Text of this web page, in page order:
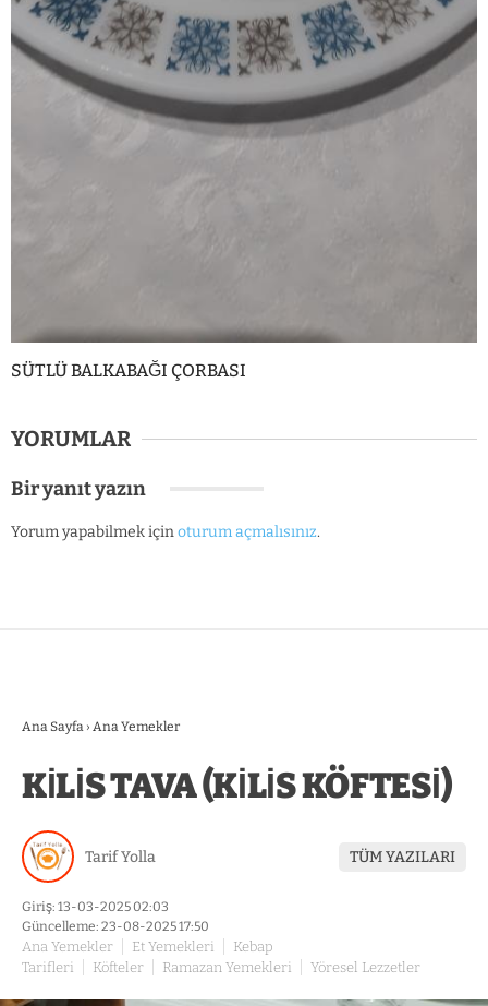
SÜTLÜ BALKABAĞI ÇORBASI
YORUMLAR
Bir yanıt yazın
Yorum yapabilmek içinoturum açmalısınız.
Ana Sayfa › Ana Yemekler
KİLİS TAVA (KİLİS KÖFTESİ)
Tarif Yolla TÜM YAZILARI
Giriş: 13-03-2025 02:03
Güncelleme: 23-08-2025 17:50
Ana Yemekler Et Yemekleri
Kebap
Tarifleri
Köfteler Ramazan Yemekleri Yöresel Lezzetler